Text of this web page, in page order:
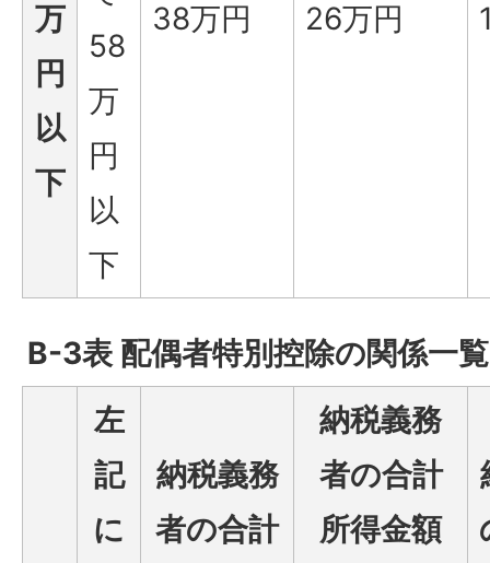
万
円
以
下
58
万
円
以
下
38万円 26万円
B-3表 配偶者特別控除の関係一覧
左
記
に
納税義務
者の合計
納税義務
者の合計
所得金額